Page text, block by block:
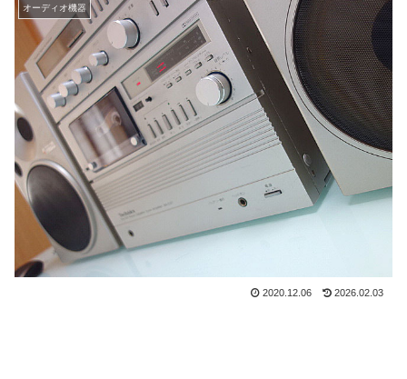
オーディオ機器
2020.12.06 2026.02.03